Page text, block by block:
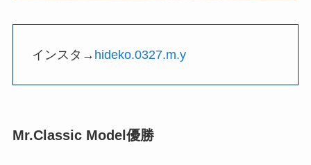
インスタ→ hideko.0327.m.y
Mr.Classic Model優勝